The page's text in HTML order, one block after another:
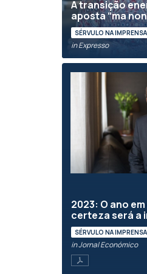
A transição
aposta “ma
SÉRVULO NA IMPRENSA
in Expresso
2023: O ano
certeza será a
SÉRVULO NA IMPRENSA
in Jornal Económico